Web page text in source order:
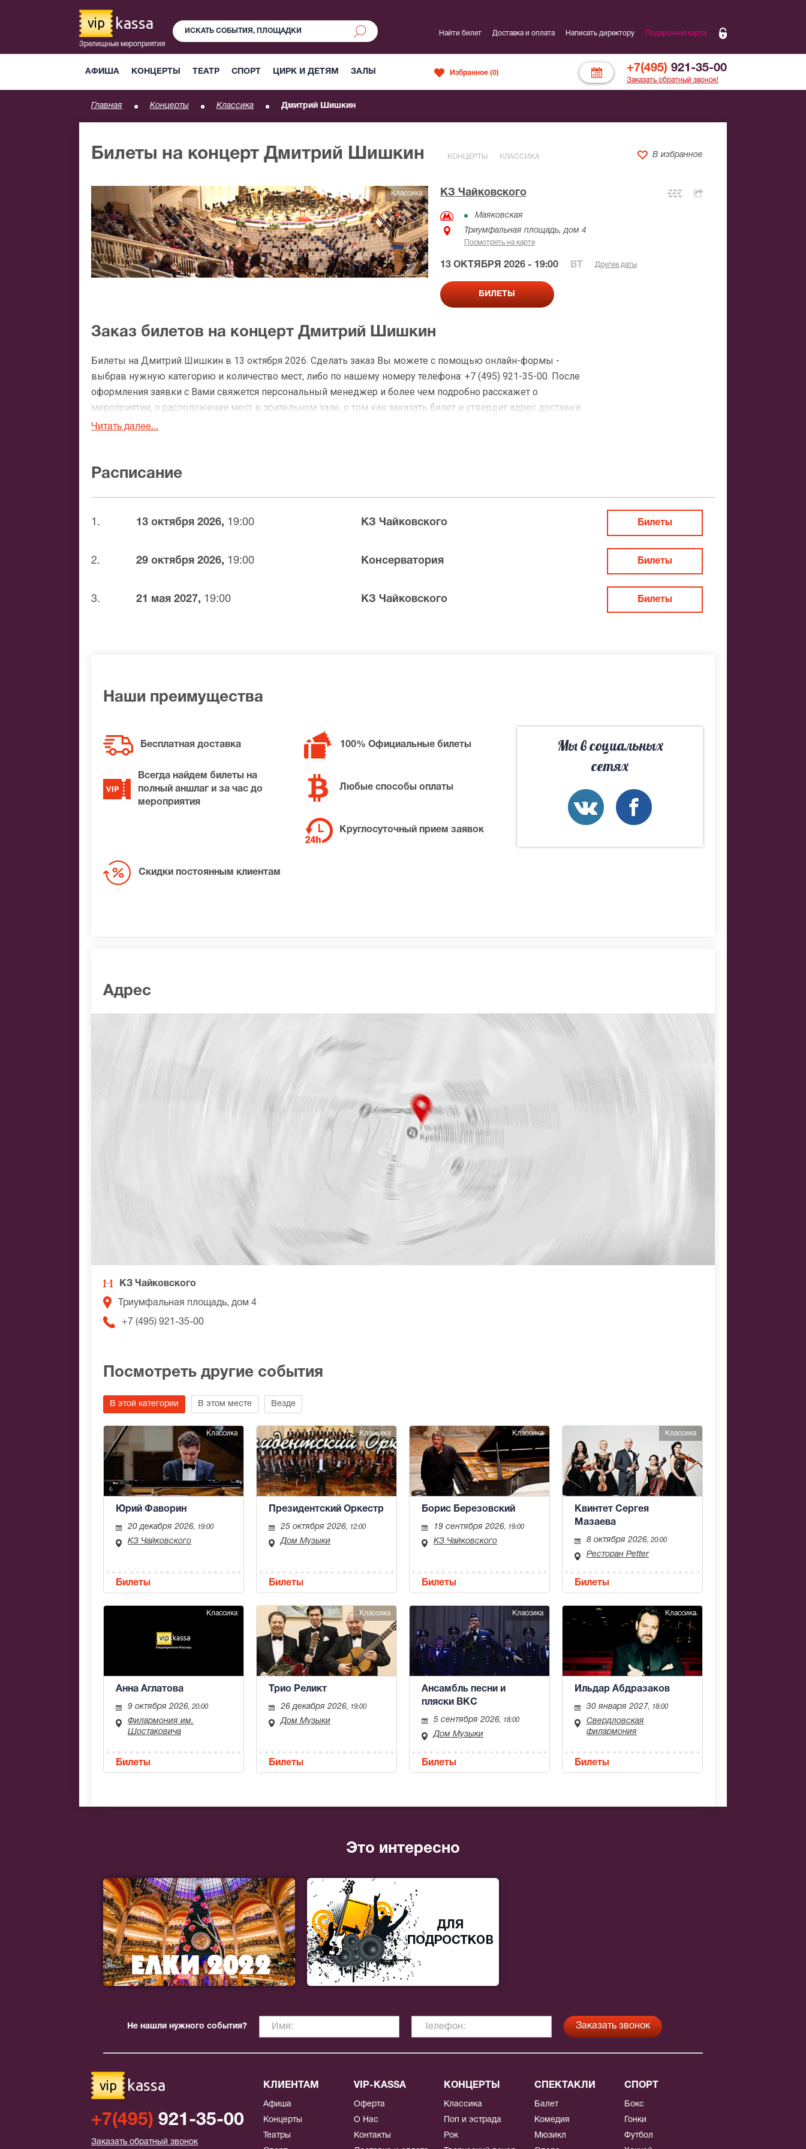
vip kassa
Зрелищные мероприятия
АФИША КОНЦЕРТЫ ТЕАТР СПОРТ ЦИРК И ДЕТЯМ ЗАЛЫ
Найти билет Доставка и оплата Написать директору Подарочная карта
+7(495) 921-35-00
Заказать обратный звонок!
Избранное (0)
Главная Концерты Классика Дмитрий Шишкин
Билеты на концерт Дмитрий Шишкин КОНЦЕРТЫ КЛАССИКА В избранное
Классика КЗ Чайковского
Маяковская
Триумфальная площадь, дом 4
Посмотреть на карте
13 ОКТЯБРЯ 2026 - 19:00 ВТ Другие даты
БИЛЕТЫ
Заказ билетов на концерт Дмитрий Шишкин
Билеты на Дмитрий Шишкин в 13 октября 2026. Сделать заказ Вы можете с помощью онлайн-формы -
выбрав нужную категорию и количество мест, либо по нашему номеру телефона: +7 (495) 921-35-00. После
оформления заявки с Вами свяжется персональный менеджер и более чем подробно расскажет о
мероприятии, о расположении мест в зрительном зале, о том как заказать билет и утвердит адрес доставки.
После бронирования билетов, ожидайте доставку по Москве в течение не более 2-х часов. Бесплатная
доставка билетов осуществляется в пределах МКАД возле метро или в пешей доступности. Оплатить заказ
Вы можете с помощью:
Банковской картой
Наличными
Связной
Читать далее...
Расписание
1. 13 октября 2026, 19:00 КЗ Чайковского Билеты
2. 29 октября 2026, 19:00 Консерватория Билеты
3. 21 мая 2027, 19:00 КЗ Чайковского Билеты
Наши преимущества
Бесплатная доставка 100% Официальные билеты
Всегда найдем билеты на
полный аншлаг и за час до
мероприятия
Любые способы оплаты
Круглосуточный прием заявок
Скидки постоянным клиентам
Мы в социальных
сетях
Адрес
КЗ Чайковского
Триумфальная площадь, дом 4
+7 (495) 921-35-00
Посмотреть другие события
В этой категории В этом месте Везде
Классика
Юрий Фаворин
20 декабря 2026, 19:00
КЗ Чайковского
Билеты
Классика
Президентский Оркестр
25 октября 2026, 12:00
Дом Музыки
Билеты
Классика
Борис Березовский
19 сентября 2026, 19:00
КЗ Чайковского
Билеты
Классика
Квинтет Сергея
Мазаева
8 октября 2026, 20:00
Ресторан Petter
Билеты
Классика
Анна Аглатова
9 октября 2026, 20:00
Филармония им.
Шостаковича
Билеты
Классика
Трио Реликт
26 декабря 2026, 19:00
Дом Музыки
Билеты
Классика
Ансамбль песни и
пляски ВКС
5 сентября 2026, 18:00
Дом Музыки
Билеты
Классика
Ильдар Абдразаков
30 января 2027, 18:00
Свердловская
филармония
Билеты
Это интересно
Не нашли нужного события?
vip kassa
+7(495) 921-35-00
Заказать обратный звонок
КЛИЕНТАМ
Афиша
Концерты
Театры
VIP-KASSA
Оферта
О Нас
Контакты
КОНЦЕРТЫ
Классика
Поп и эстрада
Рок
СПЕКТАКЛИ
Балет
Комедия
Мюзикл
СПОРТ
Бокс
Гонки
Футбол